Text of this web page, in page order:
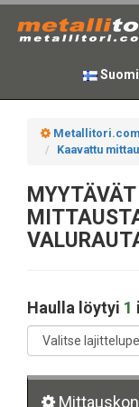
Suomi
Metallitori.com
Kaavattu
Haulla löytyi 1